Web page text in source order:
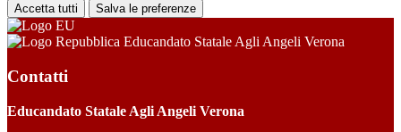
Accetta tutti Salva le preferenze
Educandato Statale Agli Angeli Verona
Contatti
Educandato Statale Agli Angeli Verona